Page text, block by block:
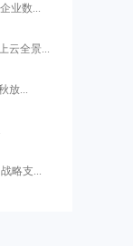
业数...
云全景...
放...
略支...